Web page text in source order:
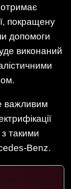
покращену
допомоги
виконаний
важливим
з такими
Benz.